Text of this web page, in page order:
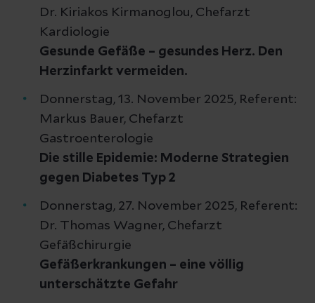
Dr. Kiriakos Kirmanoglou, Chefarzt
Kardiologie
Gesunde Gefäße – gesundes Herz. Den
Herzinfarkt vermeiden.
Donnerstag, 13. November 2025, Referent:
Markus Bauer, Chefarzt
Gastroenterologie
Die stille Epidemie: Moderne Strategien
gegen Diabetes Typ 2
Donnerstag, 27. November 2025, Referent:
Dr. Thomas Wagner, Chefarzt
Gefäßchirurgie
Gefäßerkrankungen – eine völlig
unterschätzte Gefahr